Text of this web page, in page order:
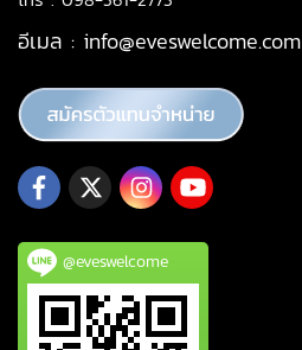
อีเมล : info@eveswelcome.com
@eveswelcome